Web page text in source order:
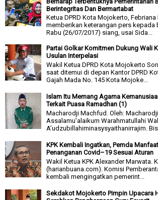
Berintegritas Dan Bermartabat
Ketua DPRD Kota Mojokerto,
memberikan keterangan pers kepada
Rabu (26/07/2017) siang, usai Sida...
Partai Golkar Komitmen Dukung Wali
Usulan Interpelasi
Wakil Ketua DPRD Kota Mojokerto
saat ditemui di depan Kantor DPRD
Gajah Mada No. 145 Kota Mojoke...
Islam Itu Memang Agama
Terkait Puasa Ramadhan (1)
Macharodji Machfud. Oleh: Macharodji
Assalamu’alaikum Warahmatullahi
A’udzubillahiminasysyaithanirrajim.
KPK Kembali Ingatkan, Pemda
Penanganan Covid–19 Sesuai Aturan
Wakil Ketua KPK Alexander Marwata.
(harianbuana.com). Komisi
kembali mengingatkan pemerint...
Sekdakot Mojokerto Pimpin Upacara